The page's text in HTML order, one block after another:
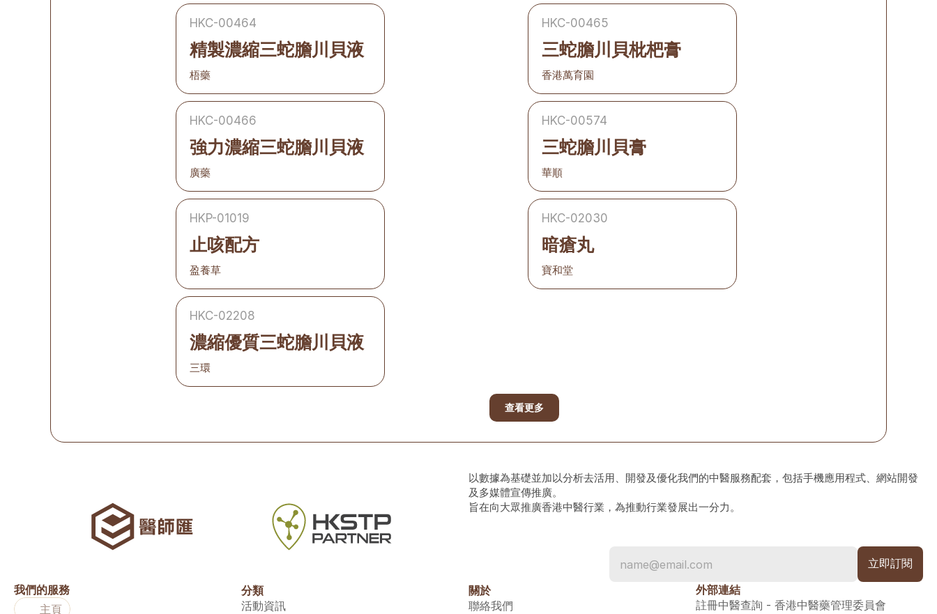
HKC-00464
精製濃縮三蛇膽川貝液
梧藥
HKC-00465
三蛇膽川貝枇杷膏
香港萬育園
HKC-00466
強力濃縮三蛇膽川貝液
廣藥
HKC-00574
三蛇膽川貝膏
華順
HKP-01019
止咳配方
盈養草
HKC-02030
暗瘡丸
寶和堂
HKC-02208
濃縮優質三蛇膽川貝液
三環
查看更多
以數據為基礎並加以分析去活用、開發及優化我們的中醫服務配套，包括手機應用程式、網站開發
及多媒體宣傳推廣。
旨在向大眾推廣香港中醫行業，為推動行業發展出一分力。
我們的服務
主頁
分類
活動資訊
關於
聯絡我們
外部連結
註冊中醫查詢 - 香港中醫藥管理委員會